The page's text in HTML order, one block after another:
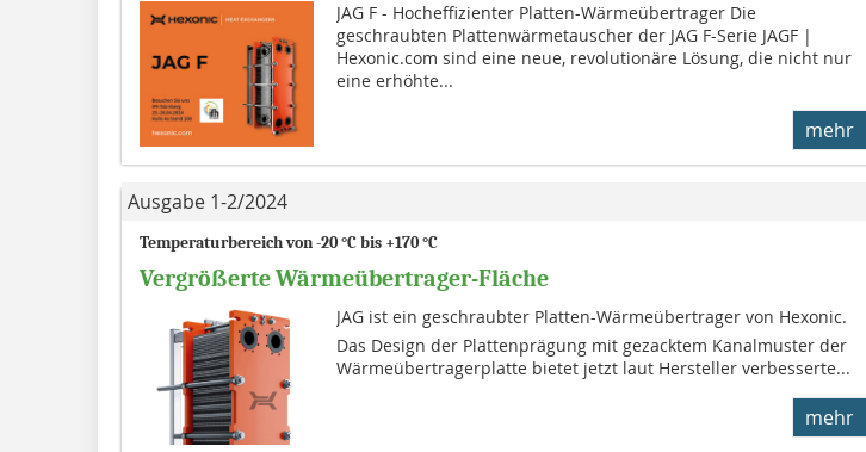
JAG F - Hocheffizienter Platten-Wärmeübertrager Die
geschraubten Plattenwärmetauscher der JAG F-Serie JAGF |
Hexonic.com sind eine neue, revolutionäre Lösung, die nicht nur
eine erhöhte...
mehr
Ausgabe 1-2/2024
Temperaturbereich von -20 °C bis +170 °C
Vergrößerte Wärmeübertrager-Fläche
JAG ist ein geschraubter Platten-Wärmeübertrager von Hexonic.
Das Design der Plattenprägung mit gezacktem Kanalmuster der
Wärmeübertragerplatte bietet jetzt laut Hersteller verbesserte...
mehr